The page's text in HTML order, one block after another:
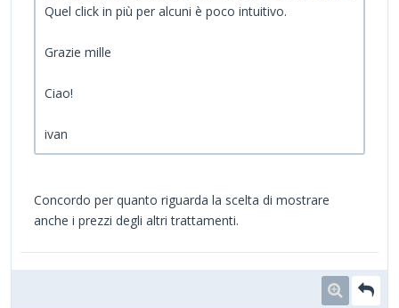
Quel click in più per alcuni è poco intuitivo.
Grazie mille
Ciao!
ivan
Concordo per quanto riguarda la scelta di mostrare
anche i prezzi degli altri trattamenti.